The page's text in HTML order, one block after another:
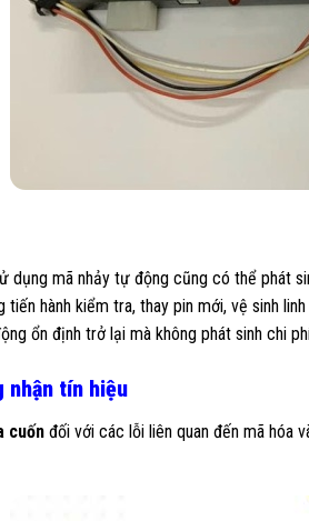
dụng mã nhảy tự động cũng có thể phát
tiến hành kiểm tra, thay pin mới, vệ sinh
ổn định trở lại mà không phát sinh chi
nhận tín hiệu
cuốn đối với các lỗi liên quan đến mã hóa